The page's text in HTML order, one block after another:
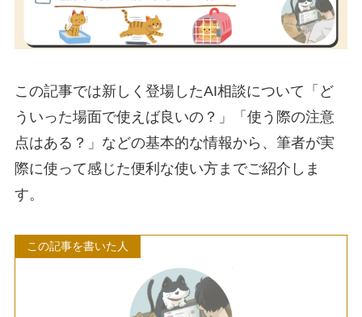
この記事では新しく登場したAI相談について「ど
ういった場面で使えば良いの？」「使う際の注意
点はある？」などの基本的な情報から、筆者が実
際に使って感じた便利な使い方までご紹介しま
す。
この記事を書いた人